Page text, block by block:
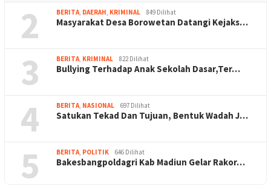
2 BERITA, DAERAH, KRIMINAL 849 Dilihat
Masyarakat Desa Borowetan Datangi Kejaks…
3 BERITA, KRIMINAL 822 Dilihat
Bullying Terhadap Anak Sekolah Dasar,Ter…
4 BERITA, NASIONAL 697 Dilihat
Satukan Tekad Dan Tujuan, Bentuk Wadah J…
5 BERITA, POLITIK 646 Dilihat
Bakesbangpoldagri Kab Madiun Gelar Rakor…